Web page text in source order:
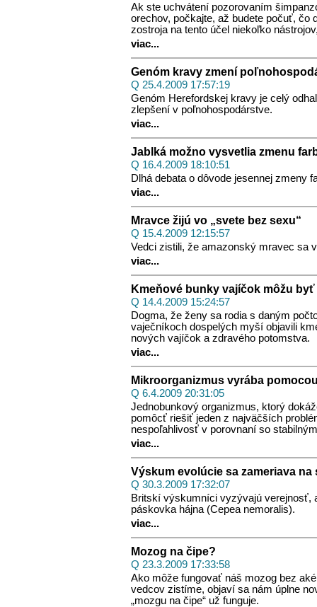
Ak ste uchvátení pozorovaním
orechov, počkajte, až budete počuť, čo
zostroja na tento účel niekoľko
viac...
Genóm kravy zmení
Q 25.4.2009 17:57:19
Genóm Herefordskej kravy je celý
zlepšení v poľnohospodárstve.
viac...
Jablká možno vysvetlia zmenu
Q 16.4.2009 18:10:51
Dlhá debata o dôvode jesennej zmeny
viac...
Mravce žijú vo „svete bez sexu“
Q 15.4.2009 12:15:57
Vedci zistili, že amazonský mravec sa
viac...
Kmeňové bunky vajíčok môžu
Q 14.4.2009 15:24:57
Dogma, že ženy sa rodia s daným
vaječníkoch dospelých myší objavili
nových vajíčok a zdravého potomstva.
viac...
Mikroorganizmus vyrába
Q 6.4.2009 20:31:05
Jednobunkový organizmus, ktorý
pomôcť riešiť jeden z najväčších
nespoľahlivosť v porovnaní so
viac...
Výskum evolúcie sa zameriava na
Q 30.3.2009 17:32:07
Britskí výskumníci vyzývajú verejnosť,
páskovka hájna (Cepea nemoralis).
viac...
Mozog na čipe?
Q 23.3.2009 17:33:58
Ako môže fungovať náš mozog bez
vedcov zistíme, objaví sa nám úplne
„mozgu na čipe“ už funguje.